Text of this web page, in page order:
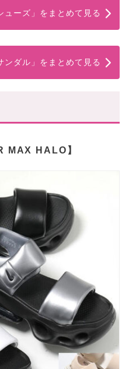
ーズ」をまとめて見る
ダル」をまとめて見る
MAX HALO】